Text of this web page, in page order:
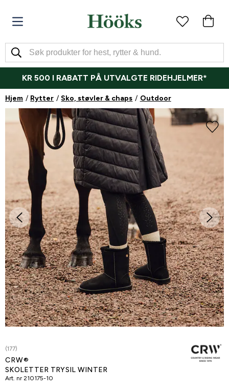
KR 500 I RABATT PÅ UTVALGTE RIDEHJELMER*
Hjem Rytter Sko, støvler & chaps Outdoor
(177)
CRW®
SKOLETTER TRYSIL WINTER
Art. nr 210175-10